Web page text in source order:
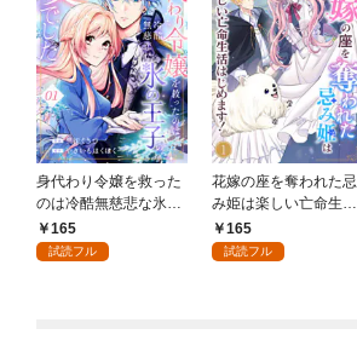
身代わり令嬢を救った
のは冷酷無慈悲な氷の
王子の愛でした１
165
試読フル
花嫁の座を奪われた忌
み姫は楽しい亡命生活
はじめます！１
165
試読フル